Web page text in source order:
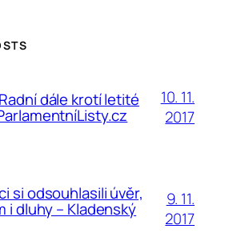
dále krotí letité
10. 11.
2017
si odsouhlasili úvěr,
i dluhy – Kladenský
9. 11.
2017